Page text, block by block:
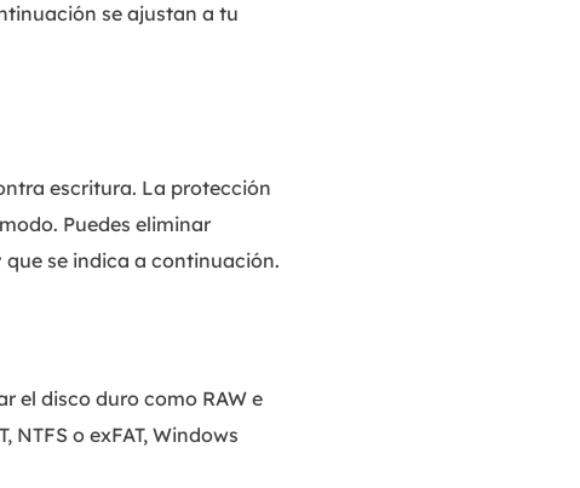
se ajustan a tu
escritura. La protección
Puedes eliminar
que se indica a continuación.
el disco duro como RAW e
o exFAT, Windows